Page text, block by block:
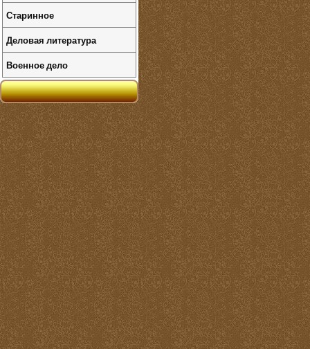
Старинное
Деловая литература
Военное дело